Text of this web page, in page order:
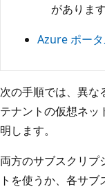
があります
Azure ポー
次の手順では、異
テナントの仮想ネッ
明します。
両方のサブスクリプ
トを使うか、各サ